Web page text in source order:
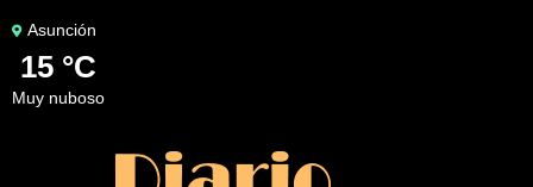
Asunción
15 °C
muy nuboso